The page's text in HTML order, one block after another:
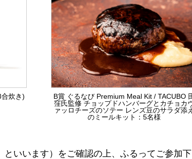
炊き)
B賞 ぐるなび Premium Meal Kit / TACUBO
窪氏監修 チョップドハンバーグとカチョカ
ァッロチーズのソテー レンズ豆のサラダ添え
のミールキット：5名様
といいます）をご確認の上、ふるってご参加